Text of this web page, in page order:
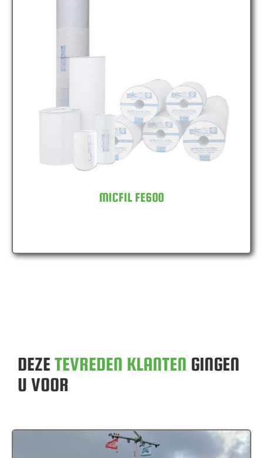
MICFIL FE600
MICFIL FE600
DEZE TEVREDEN KLANTEN GINGEN
U VOOR